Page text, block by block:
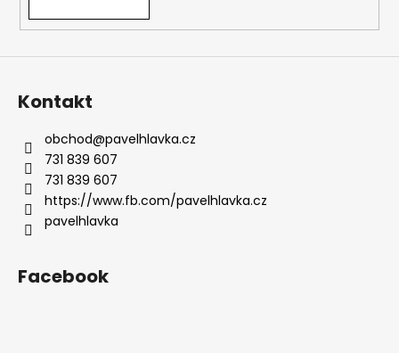
Kontakt
obchod@pavelhlavka.cz
731 839 607
731 839 607
https://www.fb.com/pavelhlavka.cz
pavelhlavka
Facebook